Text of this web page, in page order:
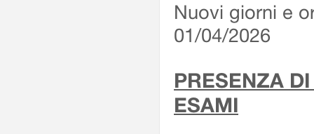
Nuovi giorni e
01/04/2026
PRESENZA
ESAMI